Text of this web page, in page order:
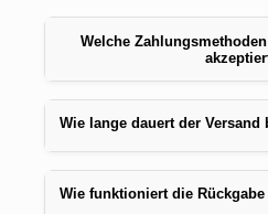
Welche
Wie lange dauert der Versand
Wie funktioniert die